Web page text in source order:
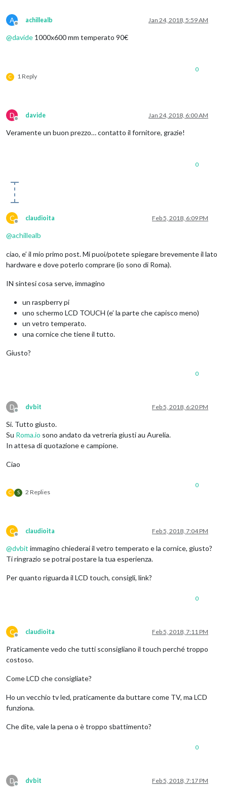
A
Offline
achillealb Jan 24, 2018, 5:59 AM
@davide 1000x600 mm temperato 90€
C 1 Reply
0
D
Offline
davide Jan 24, 2018, 6:00 AM
Veramente un buon prezzo… contatto il fornitore, grazie!
0
C
Offline
claudioita Feb 5, 2018, 6:09 PM
@achillealb
ciao, e’ il mio primo post. Mi puoi/potete spiegare brevemente il lato
hardware e dove poterlo comprare (io sono di Roma).
IN sintesi cosa serve, immagino
un raspberry pi
uno schermo LCD TOUCH (e’ la parte che capisco meno)
un vetro temperato.
una cornice che tiene il tutto.
Giusto?
0
D
Offline
dvbit Feb 5, 2018, 6:20 PM
Si. Tutto giusto.
Su Roma.io sono andato da vetreria giusti au Aurelia.
In attesa di quotazione e campione.
Ciao
C S 2 Replies
0
C
Offline
claudioita Feb 5, 2018, 7:04 PM
@dvbit immagino chiederai il vetro temperato e la cornice, giusto?
Ti ringrazio se potrai postare la tua esperienza.
Per quanto riguarda il LCD touch, consigli, link?
0
C
Offline
claudioita Feb 5, 2018, 7:11 PM
Praticamente vedo che tutti sconsigliano il touch perché troppo
costoso.
Come LCD che consigliate?
Ho un vecchio tv led, praticamente da buttare come TV, ma LCD
funziona.
Che dite, vale la pena o è troppo sbattimento?
0
D
Offline
dvbit Feb 5, 2018, 7:17 PM